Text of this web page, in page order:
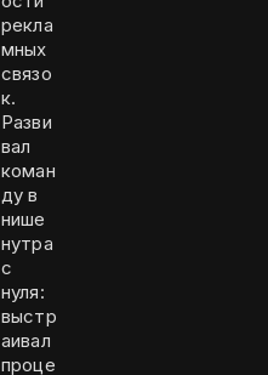
рекла
мных
связо
к.
Разви
вал
коман
ду в
нише
нутра
с
нуля:
выстр
аивал
проце